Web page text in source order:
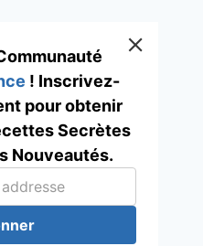
! Inscrivez-
pour obtenir
Secrètes
Nouveautés.